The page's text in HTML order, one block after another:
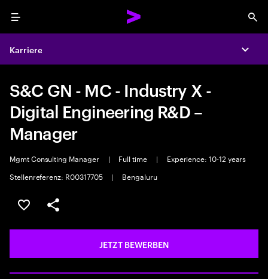
Menu
Karriere
S&C GN - MC - Industry X -
Digital Engineering R&D –
Manager
Mgmt Consulting Manager | Full time |
Experience: 10-12 years
Stellenreferenz: R00317705
| Bengaluru
JOB SPEICHERN
Teilen
JETZT BEWERBEN